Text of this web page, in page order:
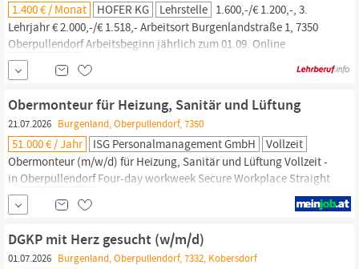
1.400 € / Monat HOFER KG Lehrstelle 1.600,-/€ 1.200,-, 3.
Lehrjahr € 2.000,-/€ 1.518,- Arbeitsort ​Burgenlandstraße 1, 7350
Oberpullendorf​​Arbeitsbeginn jährlich zum 01.09.​ Online
bewerben Jetzt online bewerben und folgende Unterlagen
hochladen: Lebenslauf Zeugnis letzte abgeschlossene Schulstufe
Obermonteur für Heizung, Sanitär und Lüftung
21.07.2026 Burgenland, Oberpullendorf, 7350
51.000 € / Jahr ISG Personalmanagement GmbH
Vollzeit
Obermonteur (m/w/d) für Heizung, Sanitär und Lüftung Vollzeit -
in OberpullendorfFour-day workweek Secure Workplace Straight
organisation Professional development Appreciative working
atmosphere Unser Kunde - die Koo und Kaposi Haustechnik
GmbH - ist ein etablierter Installationsbetrieb für Heizungs-,
Sanitär- und
DGKP mit Herz gesucht (w/m/d)
01.07.2026 Burgenland, Oberpullendorf, 7332, Kobersdorf